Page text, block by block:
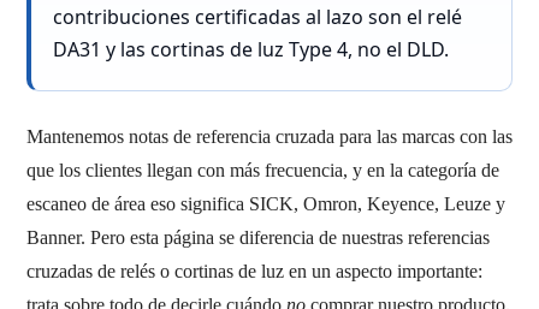
contribuciones certificadas al lazo son el relé
DA31 y las cortinas de luz Type 4, no el DLD.
Mantenemos notas de referencia cruzada para las marcas con las
que los clientes llegan con más frecuencia, y en la categoría de
escaneo de área eso significa SICK, Omron, Keyence, Leuze y
Banner. Pero esta página se diferencia de nuestras referencias
cruzadas de relés o cortinas de luz en un aspecto importante: